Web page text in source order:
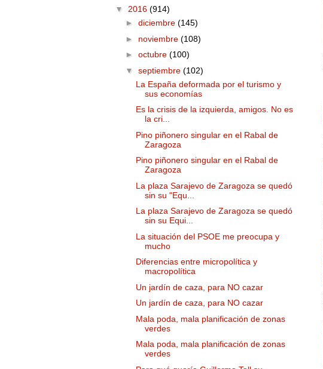
▼ 2016 (914)
► diciembre (145)
► noviembre (108)
► octubre (100)
▼ septiembre (102)
La España deformada por el turismo y
sus economías
Es la crisis de la izquierda, amigos. No es
la cri...
Pino piñonero singular en el Rabal de
Zaragoza
Pino piñonero singular en el Rabal de
Zaragoza
La plaza Sarajevo de Zaragoza se quedó
sin su "Equ...
La plaza Sarajevo de Zaragoza se quedó
sin su Equi...
La situación del PSOE me preocupa y
mucho
Diferencias entre micropolítica y
macropolítica
Un jardín de caza, para NO cazar
Un jardín de caza, para NO cazar
Mala poda, mala planificación de zonas
verdes
Mala poda, mala planificación de zonas
verdes